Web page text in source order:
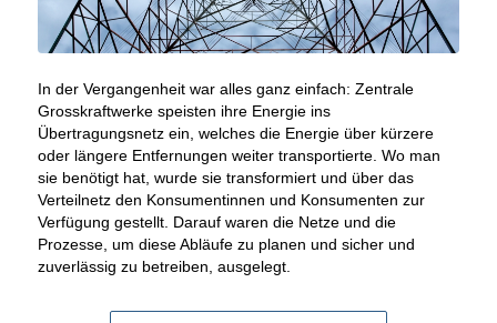
In der Vergangenheit war alles ganz einfach: Zentrale
Grosskraftwerke speisten ihre Energie ins
Übertragungsnetz ein, welches die Energie über kürzere
oder längere Entfernungen weiter transportierte. Wo man
sie benötigt hat, wurde sie transformiert und über das
Verteilnetz den Konsumentinnen und Konsumenten zur
Verfügung gestellt. Darauf waren die Netze und die
Prozesse, um diese Abläufe zu planen und sicher und
zuverlässig zu betreiben, ausgelegt.